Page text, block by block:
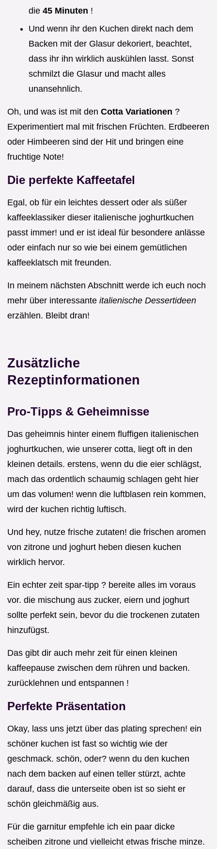
die 45 Minuten !
Und wenn ihr den Kuchen direkt nach dem
Backen mit der Glasur dekoriert, beachtet,
dass ihr ihn wirklich auskühlen lasst. Sonst
schmilzt die Glasur und macht alles
unansehnlich.
Oh, und was ist mit den Cotta Variationen ?
Experimentiert mal mit frischen Früchten. Erdbeeren
oder Himbeeren sind der Hit und bringen eine
fruchtige Note!
Die perfekte Kaffeetafel
Egal, ob für ein leichtes dessert oder als süßer
kaffeeklassiker dieser italienische joghurtkuchen
passt immer! und er ist ideal für besondere anlässe
oder einfach nur so wie bei einem gemütlichen
kaffeeklatsch mit freunden.
In meinem nächsten Abschnitt werde ich euch noch
mehr über interessante italienische Dessertideen
erzählen. Bleibt dran!
Zusätzliche
Rezeptinformationen
Pro-Tipps & Geheimnisse
Das geheimnis hinter einem fluffigen italienischen
joghurtkuchen, wie unserer cotta, liegt oft in den
kleinen details. erstens, wenn du die eier schlägst,
mach das ordentlich schaumig schlagen geht hier
um das volumen! wenn die luftblasen rein kommen,
wird der kuchen richtig luftisch.
Und hey, nutze frische zutaten! die frischen aromen
von zitrone und joghurt heben diesen kuchen
wirklich hervor.
Ein echter zeit spar-tipp ? bereite alles im voraus
vor. die mischung aus zucker, eiern und joghurt
sollte perfekt sein, bevor du die trockenen zutaten
hinzufügst.
Das gibt dir auch mehr zeit für einen kleinen
kaffeepause zwischen dem rühren und backen.
zurücklehnen und entspannen !
Perfekte Präsentation
Okay, lass uns jetzt über das plating sprechen! ein
schöner kuchen ist fast so wichtig wie der
geschmack. schön, oder? wenn du den kuchen
nach dem backen auf einen teller stürzt, achte
darauf, dass die unterseite oben ist so sieht er
schön gleichmäßig aus.
Für die garnitur empfehle ich ein paar dicke
scheiben zitrone und vielleicht etwas frische minze.